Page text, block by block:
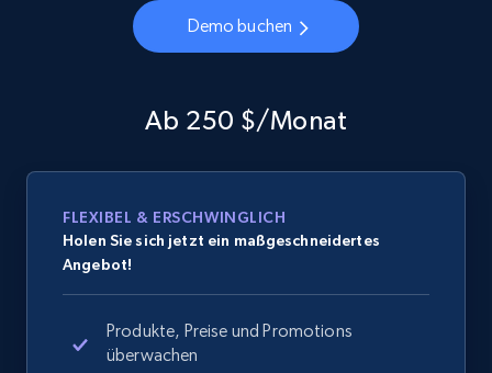
Demo buchen
Ab 250 $/Monat
FLEXIBEL & ERSCHWINGLICH
Holen Sie sich jetzt ein maßgeschneidertes
Angebot!
Produkte, Preise und Promotions
überwachen